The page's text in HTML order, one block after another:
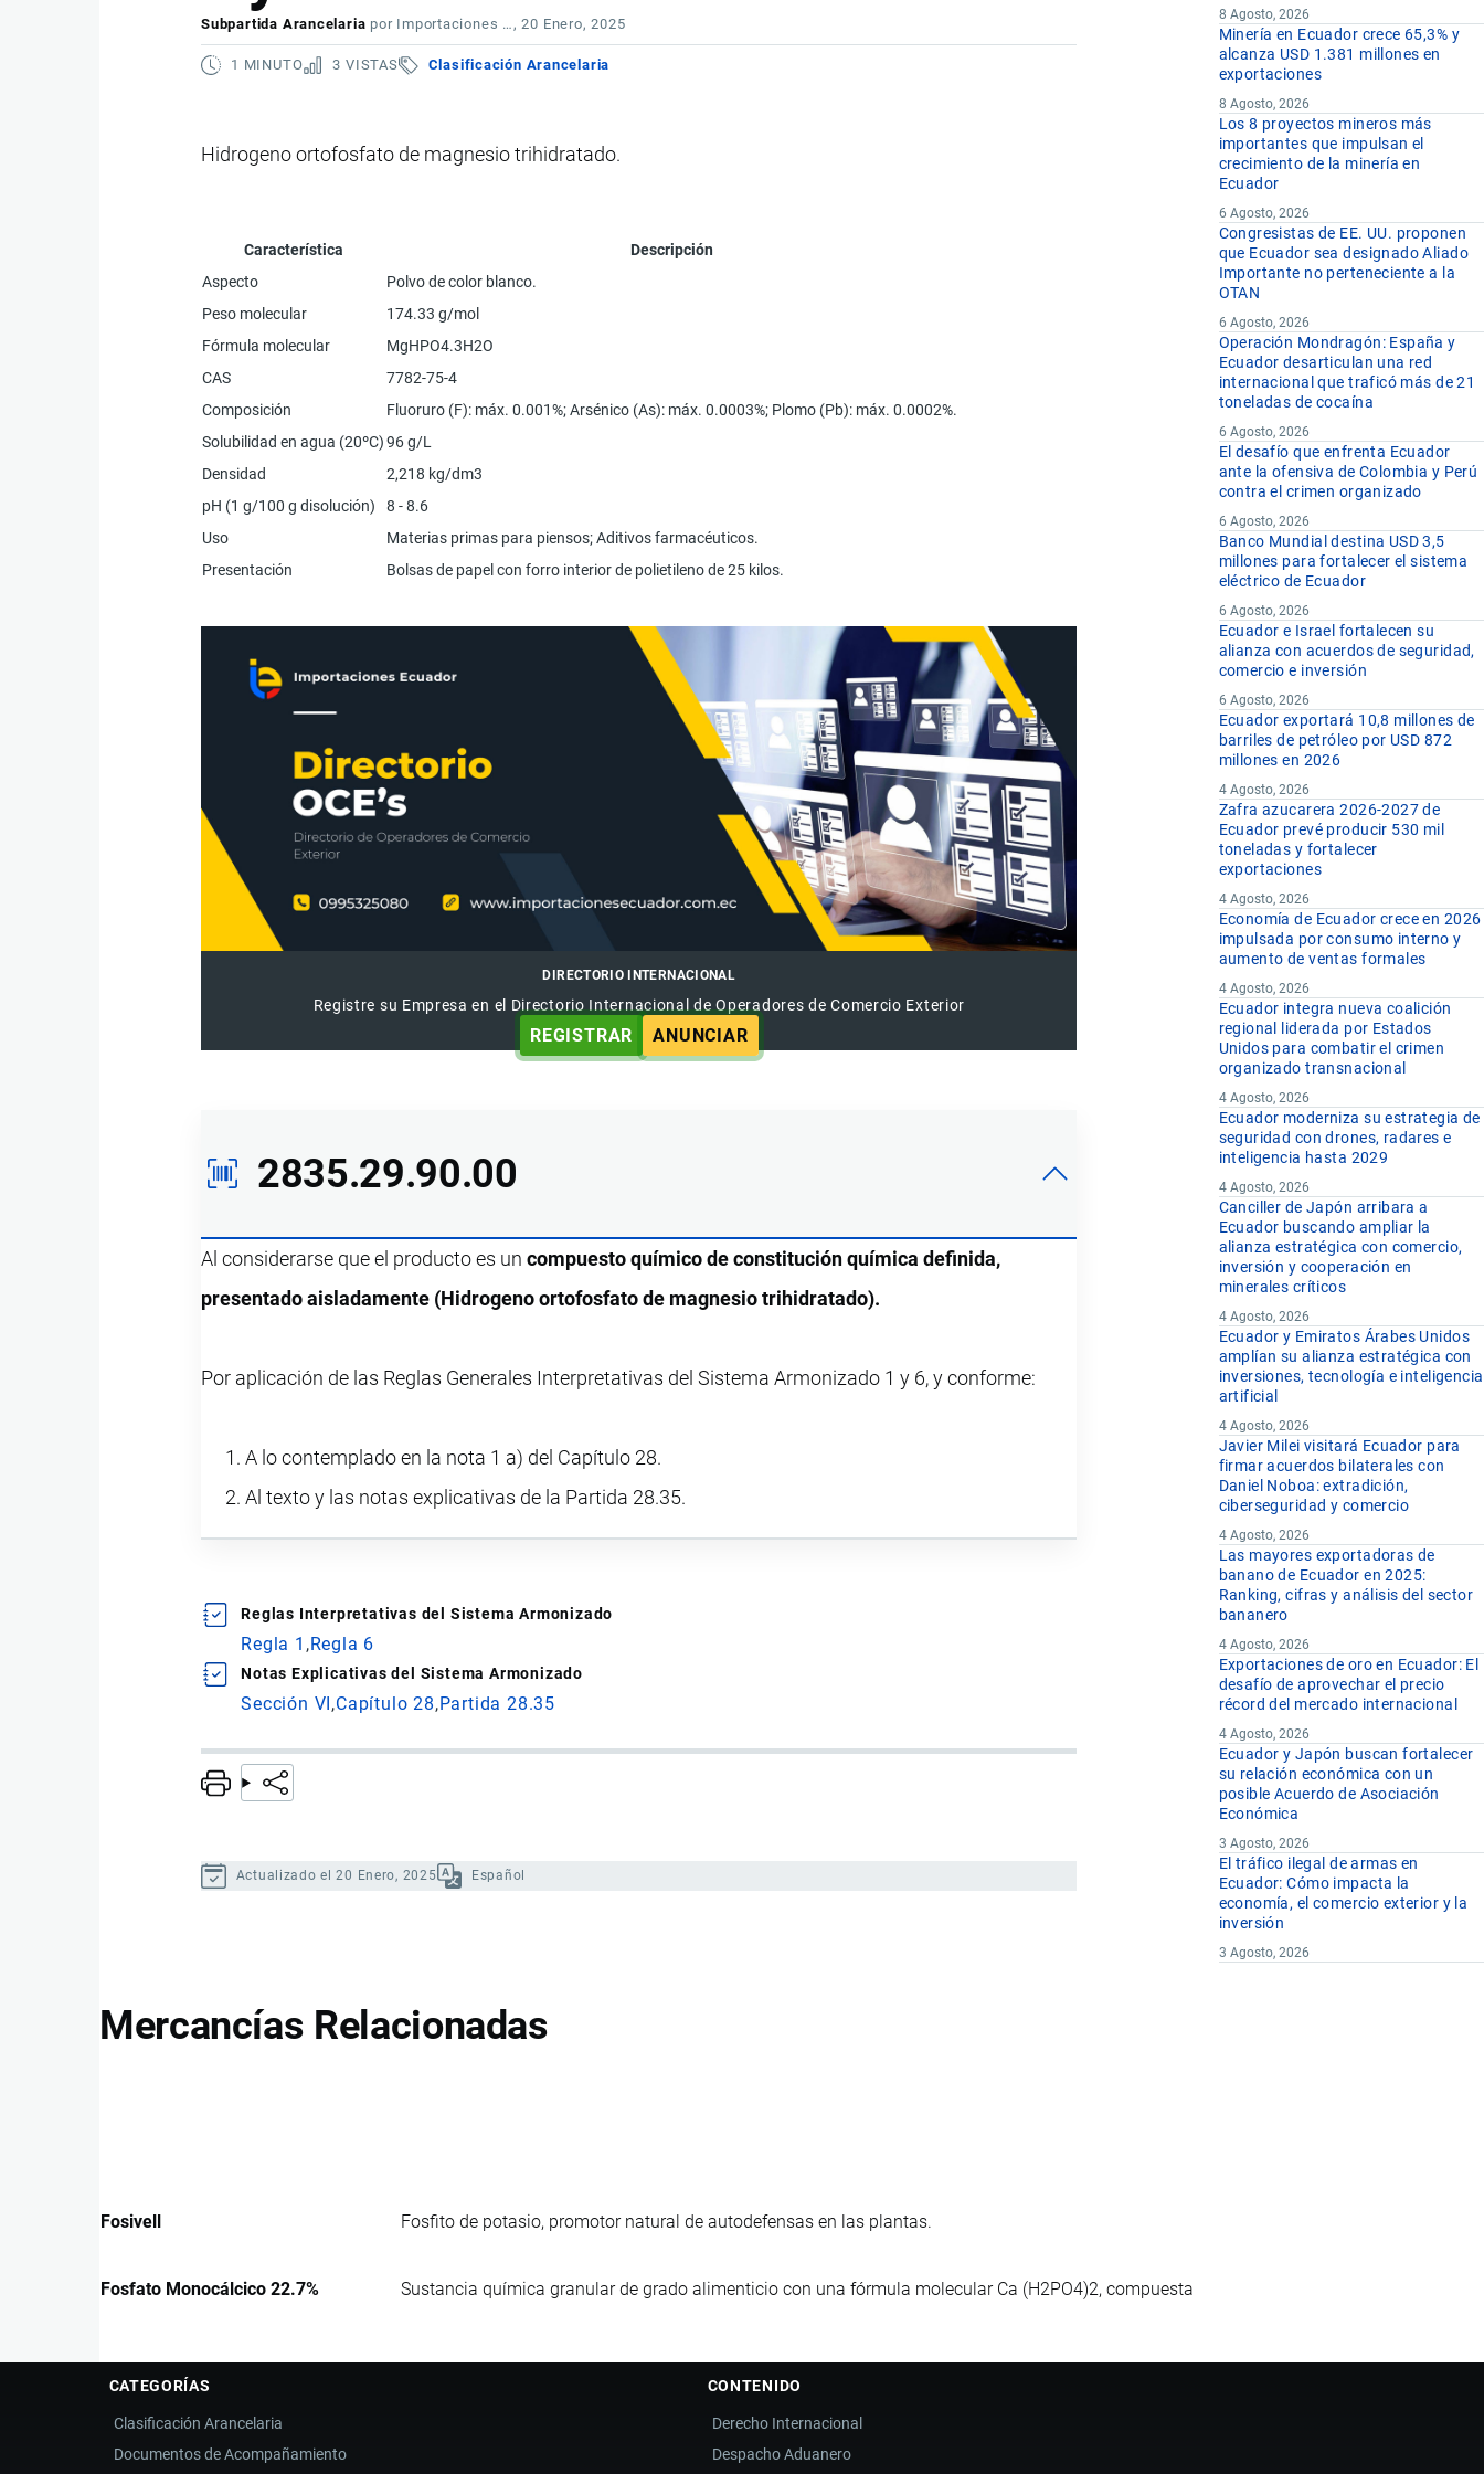
Subpartida Arancelaria por Importaciones …, 20 Enero, 2025
1 MINUTO 3 VISTAS Clasificación Arancelaria
Hidrogeno ortofosfato de magnesio trihidratado.
Característica
Descripción
Aspecto
Polvo de color blanco.
Peso molecular
174.33 g/mol
Fórmula molecular
MgHPO4.3H2O
CAS
7782-75-4
Composición
Fluoruro (F): máx. 0.001%; Arsénico (As): máx. 0.0003%; Plomo (Pb): máx. 0.0002%.
Solubilidad en agua (20ºC)96 g/L
Densidad
2,218 kg/dm3
pH (1 g/100 g disolución)
8 - 8.6
Uso
Materias primas para piensos; Aditivos farmacéuticos.
Presentación
Bolsas de papel con forro interior de polietileno de 25 kilos.
DIRECTORIO INTERNACIONAL
Registre su Empresa en el Directorio Internacional de Operadores de Comercio Exterior
REGISTRAR ANUNCIAR
2835.29.90.00
Al considerarse que el producto es uncompuesto químico de constitución química definida,
presentado aisladamente (Hidrogeno ortofosfato de magnesio trihidratado).
Por aplicación de las Reglas Generales Interpretativas del Sistema Armonizado 1 y 6, y conforme:
A lo contemplado en la nota 1 a) del Capítulo 28.
Al texto y las notas explicativas de la Partida 28.35.
Reglas Interpretativas del Sistema Armonizado
Regla 1 Regla 6
Notas Explicativas del Sistema Armonizado
Sección VI Capítulo 28 Partida 28.35
Actualizado el 20 Enero, 2025 Español
8 Agosto, 2026
Minería en Ecuador crece 65,3% y
alcanza USD 1.381 millones en
exportaciones
8 Agosto, 2026
Los 8 proyectos mineros más
importantes que impulsan el
crecimiento de la minería en
Ecuador
6 Agosto, 2026
Congresistas de EE. UU. proponen
que Ecuador sea designado Aliado
Importante no perteneciente a la
OTAN
6 Agosto, 2026
Operación Mondragón: España y
Ecuador desarticulan una red
internacional que traficó más de 21
toneladas de cocaína
6 Agosto, 2026
El desafío que enfrenta Ecuador
ante la ofensiva de Colombia y Perú
contra el crimen organizado
6 Agosto, 2026
Banco Mundial destina USD 3,5
millones para fortalecer el sistema
eléctrico de Ecuador
6 Agosto, 2026
Ecuador e Israel fortalecen su
alianza con acuerdos de seguridad,
comercio e inversión
6 Agosto, 2026
Ecuador exportará 10,8 millones de
barriles de petróleo por USD 872
millones en 2026
4 Agosto, 2026
Zafra azucarera 2026-2027 de
Ecuador prevé producir 530 mil
toneladas y fortalecer
exportaciones
4 Agosto, 2026
Economía de Ecuador crece en 2026
impulsada por consumo interno y
aumento de ventas formales
4 Agosto, 2026
Ecuador integra nueva coalición
regional liderada por Estados
Unidos para combatir el crimen
organizado transnacional
4 Agosto, 2026
Ecuador moderniza su estrategia de
seguridad con drones, radares e
inteligencia hasta 2029
4 Agosto, 2026
Canciller de Japón arribara a
Ecuador buscando ampliar la
alianza estratégica con comercio,
inversión y cooperación en
minerales críticos
4 Agosto, 2026
Ecuador y Emiratos Árabes Unidos
amplían su alianza estratégica con
inversiones, tecnología e inteligencia
artificial
4 Agosto, 2026
Javier Milei visitará Ecuador para
firmar acuerdos bilaterales con
Daniel Noboa: extradición,
ciberseguridad y comercio
4 Agosto, 2026
Las mayores exportadoras de
banano de Ecuador en 2025:
Ranking, cifras y análisis del sector
bananero
4 Agosto, 2026
Exportaciones de oro en Ecuador: El
desafío de aprovechar el precio
récord del mercado internacional
4 Agosto, 2026
Ecuador y Japón buscan fortalecer
su relación económica con un
posible Acuerdo de Asociación
Económica
3 Agosto, 2026
El tráfico ilegal de armas en
Ecuador: Cómo impacta la
economía, el comercio exterior y la
inversión
3 Agosto, 2026
Mercancías Relacionadas
Fosivell Fosfito de potasio, promotor natural de autodefensas en las plantas.
Fosfato Monocálcico 22.7% Sustancia química granular de grado alimenticio con una fórmula molecular Ca (H2PO4)2, compuesta
CATEGORÍAS
Clasificación Arancelaria
Documentos de Acompañamiento
CONTENIDO
Derecho Internacional
Despacho Aduanero